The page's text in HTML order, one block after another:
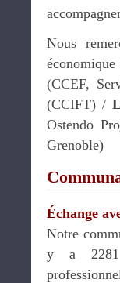
Nous
économique
(CCEF,
(CCIFT) /
Ostendo
Grenoble)
Échange
Notre
y a 2281